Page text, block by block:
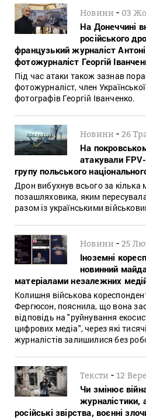
Новини - 03
На Донеччині
російського
французький журналіст
фотожурналіст Георгій
Під час атаки також зазнав
фотожурналіст, член
фотографів Георгій Іванченко.
Новини -26
На
атакували
групу польського
Дрон вибухнув всього за кілька
позашляховика, яким
разом із українськими
Новини -25
Іноземні
новинний
матеріалами незалежних
Колишня військова
Фергюсон, пояснила, що вона
відповідь на "руйнування
цифрових медіа", через які
журналістів залишилися без
Тексти -12
Чи змінює
журналістики,
російські звірства, воєнні